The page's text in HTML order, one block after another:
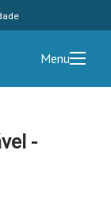
Menu
-